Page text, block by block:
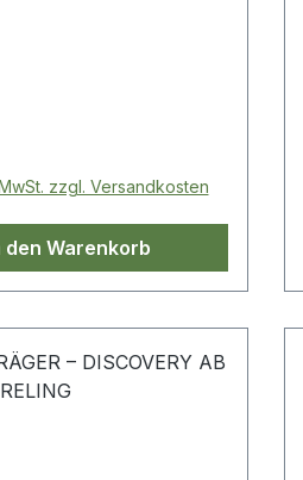
zzgl. Versandkosten
den Warenkorb